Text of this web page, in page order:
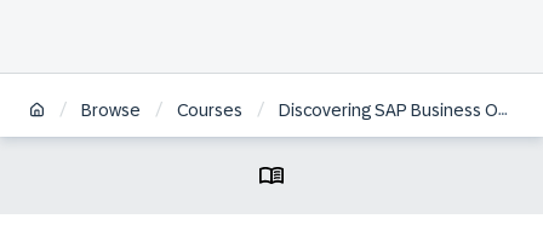
/ Browse / Courses / Discovering SAP Business One, Web Client Logistics | ES